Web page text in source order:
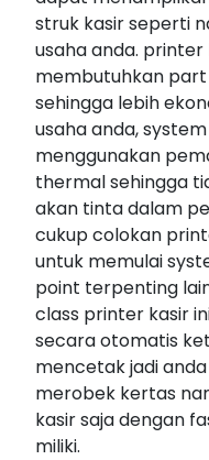
struk kasir seperti
usaha anda. printer
membutuhkan
sehingga lebih
usaha anda,
menggunakan
thermal sehingga
akan tinta dalam
cukup colokan
untuk memulai
point terpenting
class printer kasir
secara otomatis
mencetak jadi
merobek kertas
kasir saja dengan
miliki.